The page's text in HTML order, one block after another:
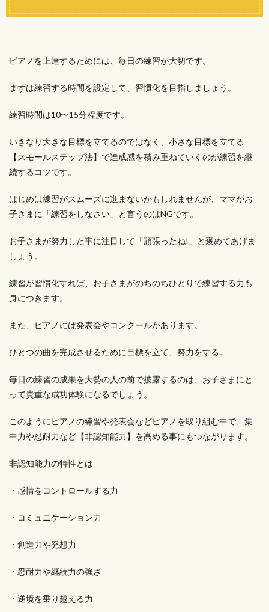
ピアノを上達するためには、毎日の練習が大切です。
まずは練習する時間を設定して、習慣化を目指しましょう。
練習時間は10〜15分程度です。
いきなり大きな目標を立てるのではなく、小さな目標を立てる
【スモールステップ法】で達成感を積み重ねていくのが練習を継
続するコツです。
はじめは練習がスムーズに進まないかもしれませんが、ママがお
子さまに「練習をしなさい」と言うのはNGです。
お子さまが努力した事に注目して「頑張ったね!」と褒めてあげま
しょう。
練習が習慣化すれば、お子さまがのちのちひとりで練習する力も
身につきます。
また、ピアノには発表会やコンクールがあります。
ひとつの曲を完成させるために目標を立て、努力をする。
毎日の練習の成果を大勢の人の前で披露するのは、お子さまにと
って貴重な成功体験になるでしょう。
このようにピアノの練習や発表会などピアノを取り組む中で、集
中力や忍耐力など【非認知能力】を高める事にもつながります。
非認知能力の特性とは
・感情をコントロールする力
・コミュニケーション力
・創造力や発想力
・忍耐力や継続力の強さ
・逆境を乗り越える力